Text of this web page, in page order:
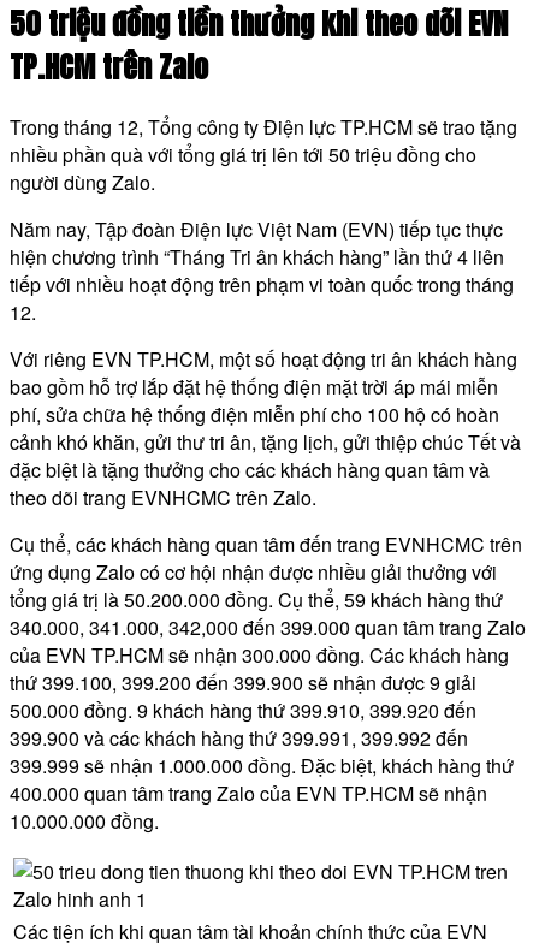
50 triệu đồng tiền thưởng khi theo dõi EVN
TP.HCM trên Zalo
Trong tháng 12, Tổng công ty Điện lực TP.HCM sẽ trao tặng
nhiều phần quà với tổng giá trị lên tới 50 triệu đồng cho
người dùng Zalo.
Năm nay, Tập đoàn Điện lực Việt Nam (EVN) tiếp tục thực
hiện chương trình “Tháng Tri ân khách hàng” lần thứ 4 liên
tiếp với nhiều hoạt động trên phạm vi toàn quốc trong tháng
12.
Với riêng EVN TP.HCM, một số hoạt động tri ân khách hàng
bao gồm hỗ trợ lắp đặt hệ thống điện mặt trời áp mái miễn
phí, sửa chữa hệ thống điện miễn phí cho 100 hộ có hoàn
cảnh khó khăn, gửi thư tri ân, tặng lịch, gửi thiệp chúc Tết và
đặc biệt là tặng thưởng cho các khách hàng quan tâm và
theo dõi trang EVNHCMC trên Zalo.
Cụ thể, các khách hàng quan tâm đến trang EVNHCMC trên
ứng dụng Zalo có cơ hội nhận được nhiều giải thưởng với
tổng giá trị là 50.200.000 đồng. Cụ thể, 59 khách hàng thứ
340.000, 341.000, 342,000 đến 399.000 quan tâm trang Zalo
của EVN TP.HCM sẽ nhận 300.000 đồng. Các khách hàng
thứ 399.100, 399.200 đến 399.900 sẽ nhận được 9 giải
500.000 đồng. 9 khách hàng thứ 399.910, 399.920 đến
399.900 và các khách hàng thứ 399.991, 399.992 đến
399.999 sẽ nhận 1.000.000 đồng. Đặc biệt, khách hàng thứ
400.000 quan tâm trang Zalo của EVN TP.HCM sẽ nhận
10.000.000 đồng.
Các tiện ích khi quan tâm tài khoản chính thức của EVN